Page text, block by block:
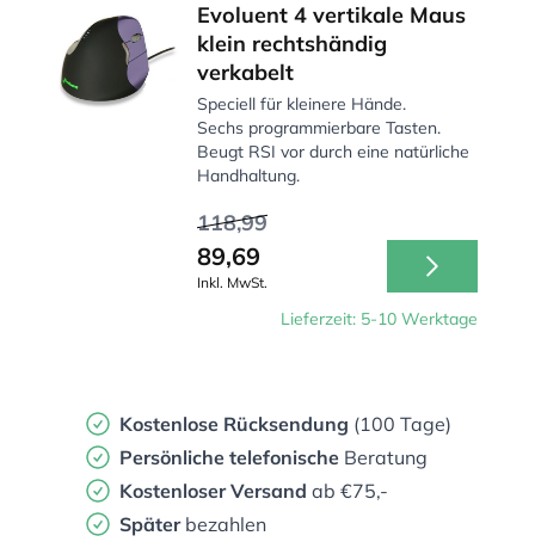
Evoluent 4 vertikale Maus
klein rechtshändig
verkabelt
Speciell für kleinere Hände.
Sechs programmierbare Tasten.
Beugt RSI vor durch eine natürliche
Handhaltung.
118,99
89,69
Inkl. MwSt.
Lieferzeit: 5-10 Werktage
Kostenlose Rücksendung (100 Tage)
Persönliche telefonische Beratung
Kostenloser Versand ab €75,-
Später bezahlen